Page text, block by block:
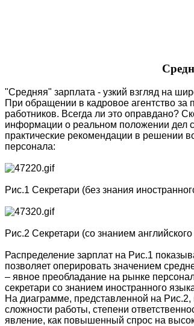
"Средняя" зарплата - узкий взгляд на
При обращении в кадровое агентство за
работников. Всегда ли это оправдано?
информации о реальном положении дел
практические рекомендации в решении
персонала:
Рис.1 Секретари (без знания
Рис.2 Секретари (со знанием
Распределение зарплат на Рис.1
позволяет оперировать значением
– явное преобладание на рынке
секретари со знанием иностранного
На диаграмме, представленной на Рис.2,
сложности работы, степени
явление, как повышенный спрос на